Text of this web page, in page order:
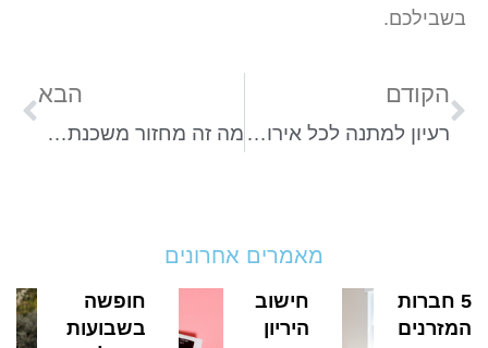
בשבילכם.
הקודם
רעיון למתנה לכל אירוע – עצות מעשיות לבחירה המושלמת
הבא
מה זה מחזור משכנתא ואיך הורים יכולים לחסוך בענק?
מאמרים אחרונים
5 חברות
המזרנים
חישוב
היריון
חופשה
בשבועות